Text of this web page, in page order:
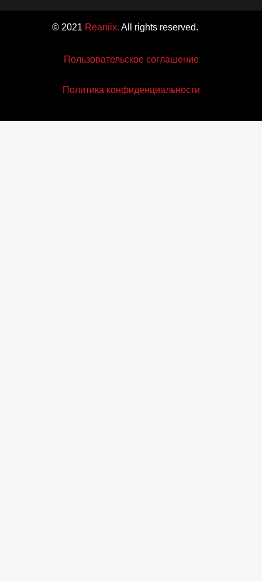
© 2021 Reaniix. All rights reserved.
Пользовательское соглашение
Политика конфиденциальности